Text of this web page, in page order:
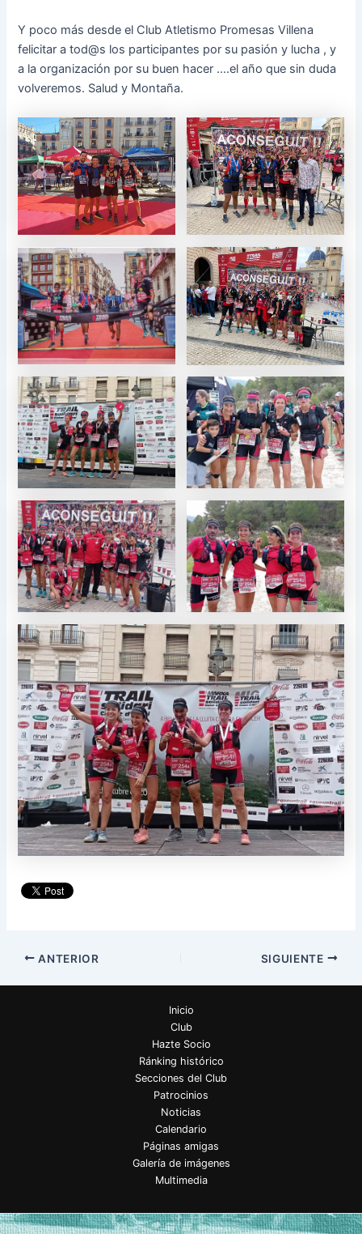
Y poco más desde el Club Atletismo Promesas Villena
felicitar a tod@s los participantes por su pasión y lucha , y
a la organización por su buen hacer ….el año que sin duda
volveremos. Salud y Montaña.
ANTERIOR SIGUIENTE
Inicio
Club
Hazte Socio
Ránking histórico
Secciones del Club
Patrocinios
Noticias
Calendario
Páginas amigas
Galería de imágenes
Multimedia